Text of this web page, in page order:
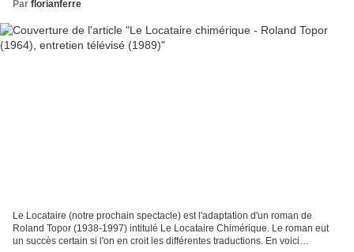
Par florianferre
Le Locataire (notre prochain spectacle) est l'adaptation d'un roman de
Roland Topor (1938-1997) intitulé Le Locataire Chimérique. Le roman eut
un succès certain si l'on en croit les différentes traductions. En voici